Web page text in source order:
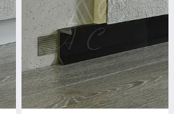
вибору
шва